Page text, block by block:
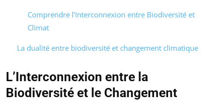
Comprendre l’Interconnexion entre Biodiversité et
Climat
La dualité entre biodiversité et changement climatique
L’Interconnexion entre la
Biodiversité et le Changement